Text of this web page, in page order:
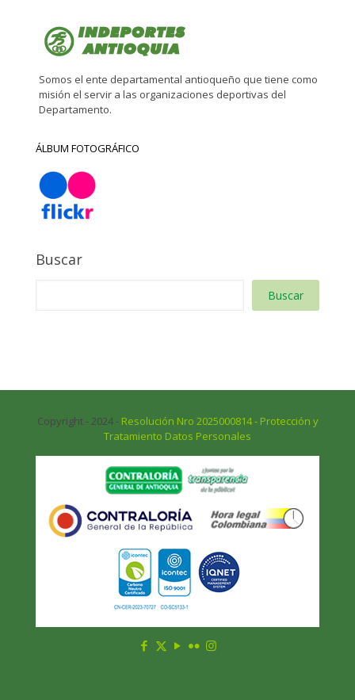
Somos el ente departamental antioqueño que tiene como
misión el servir a las organizaciones deportivas del
Departamento.
ÁLBUM FOTOGRÁFICO
Buscar
Buscar
Copyright - 2024 - Resolución Nro 2025000814 - Protección y
Tratamiento Datos Personales